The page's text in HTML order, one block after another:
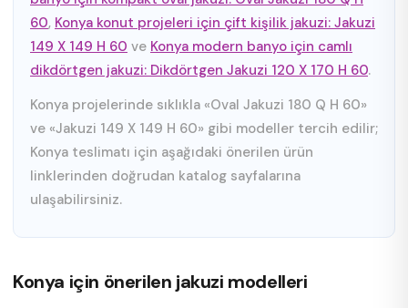
60, Konya konut projeleri için çift kişilik jakuzi: Jakuzi
149 X 149 H 60 ve Konya modern banyo için camlı
dikdörtgen jakuzi: Dikdörtgen Jakuzi 120 X 170 H 60.
Konya projelerinde sıklıkla «Oval Jakuzi 180 Q H 60»
ve «Jakuzi 149 X 149 H 60» gibi modeller tercih edilir;
Konya teslimatı için aşağıdaki önerilen ürün
linklerinden doğrudan katalog sayfalarına
ulaşabilirsiniz.
Konya için önerilen jakuzi modelleri